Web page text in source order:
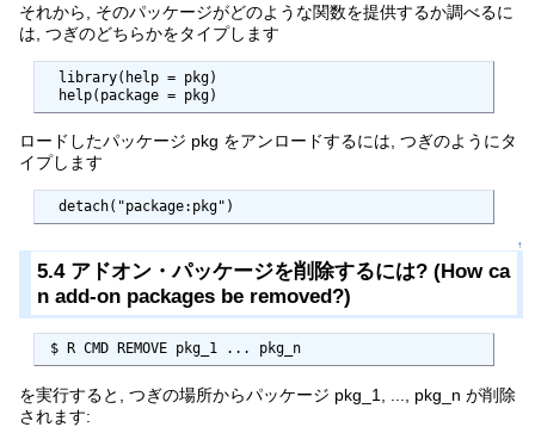
それから, そのパッケージがどのような関数を提供するか調べるに
は, つぎのどちらかをタイプします
  help(package = pkg)
ロードしたパッケージ pkg をアンロードするには, つぎのようにタ
イプします
  detach("package:pkg")
↑
5.4 アドオン・パッケージを削除するには? (How ca
n add-on packages be removed?)
$ R CMD REMOVE pkg_1 ... pkg_n
を実行すると, つぎの場所からパッケージ pkg_1, ..., pkg_n が削除
されます: